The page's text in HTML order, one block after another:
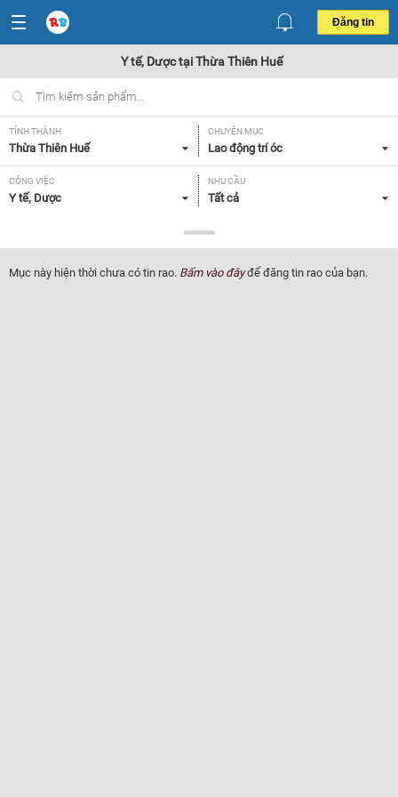
Đăng tin
Y tế, Dược tại Thừa Thiên Huế
TỈNH THÀNH
Thừa Thiên Huế
CHUYÊN MỤC
Lao động trí óc
CÔNG VIỆC
Y tế, Dược
NHU CẦU
Tất cả
Tất cả
Mục này hiện thời chưa có tin rao. Bấm vào đâyđể đăng tin rao của bạn.